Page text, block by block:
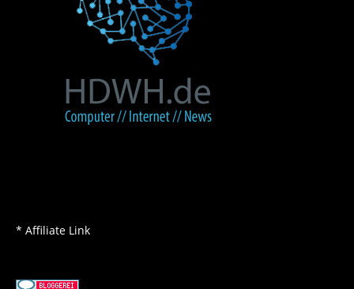
* Affiliate Link